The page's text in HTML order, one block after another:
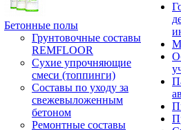
Бетонные полы
Грунтовочные составы
REMFLOOR
Сухие упрочняющие
смеси (топпинги)
Составы по уходу за
свежевыложенным
бетоном
Ремонтные составы